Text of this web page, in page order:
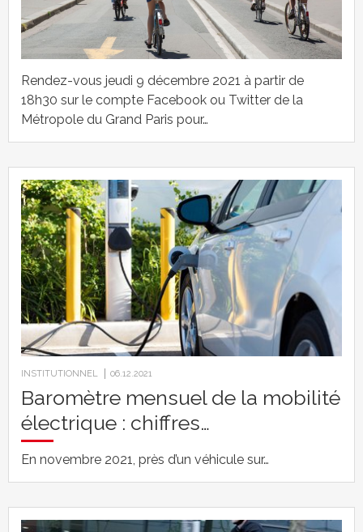
Rendez-vous jeudi 9 décembre 2021 à partir de
18h30 sur le compte Facebook ou Twitter de la
Métropole du Grand Paris pour…
INSTITUTIONNEL 06.12.2021
Baromètre mensuel de la mobilité
électrique : chiffres…
En novembre 2021, près d’un véhicule sur…